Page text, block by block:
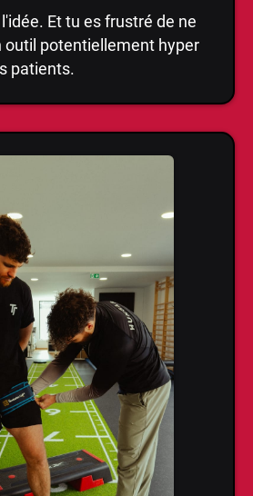
Et tu es frustré de ne
outil potentiellement hyper
patients.